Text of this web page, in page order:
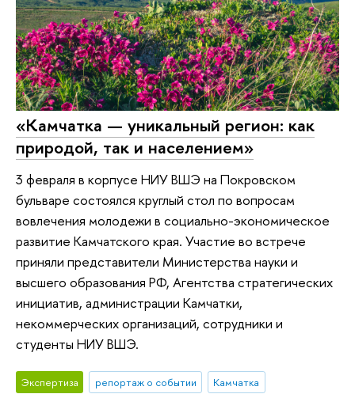
«Камчатка — уникальный регион: как
природой, так и населением»
3 февраля в корпусе НИУ ВШЭ на Покровском
бульваре состоялся круглый стол по вопросам
вовлечения молодежи в социально-экономическое
развитие Камчатского края. Участие во встрече
приняли представители Министерства науки и
высшего образования РФ, Агентства стратегических
инициатив, администрации Камчатки,
некоммерческих организаций, сотрудники и
студенты НИУ ВШЭ.
Экспертиза репортаж о событии Камчатка